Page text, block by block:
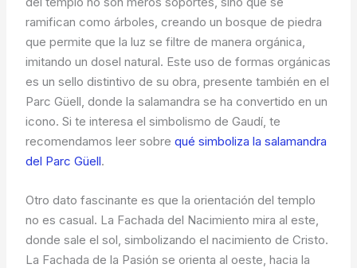
ramifican como árboles, creando un bosque de piedra
que permite que la luz se filtre de manera orgánica,
imitando un dosel natural. Este uso de formas orgánicas
es un sello distintivo de su obra, presente también en el
Parc Güell, donde la salamandra se ha convertido en un
icono. Si te interesa el simbolismo de Gaudí, te
recomendamos leer sobrequé simboliza la salamandra
del Parc Güell.
Otro dato fascinante es que la orientación del templo
no es casual. La Fachada del Nacimiento mira al este,
donde sale el sol, simbolizando el nacimiento de Cristo.
La Fachada de la Pasión se orienta al oeste, hacia la